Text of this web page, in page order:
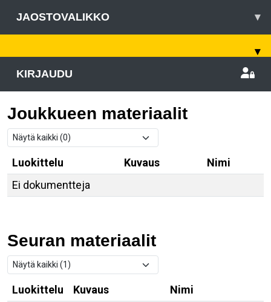
JAOSTOVALIKKO ▾
▾
KIRJAUDU
Joukkueen materiaalit
Luokittelu Kuvaus
Nimi
Ei dokumentteja
Seuran materiaalit
Luokittelu Kuvaus
Nimi